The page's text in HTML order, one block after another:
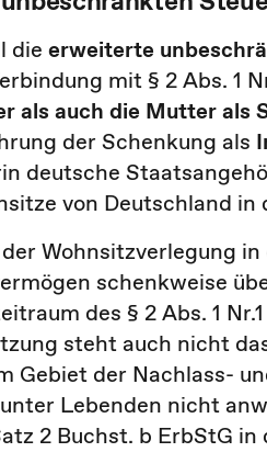
die erweiterte
mit § 2 Abs. 1
als auch die Mutter als
der Schenkung als
deutsche
von Deutschland in
Wohnsitzverlegung
schenkweise
des § 2 Abs. 1
steht auch nicht
Gebiet der Nachlass-
Lebenden nicht
2 Buchst. b ErbStG